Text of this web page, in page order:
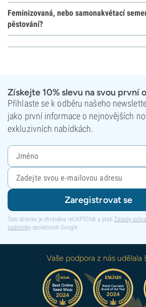
Feminizovaná, nebo samonakvétací
pěstování?
Získejte 10% slevu na svou první
Přihlaste se k odběru našeho
jako první informace o nejnovějších
exkluzivních nabídkách.
Zaregistrovat se
Tato stránka je chráněna reCAPTCHA a platí Zásady
podmínky společnosti Google.
Vaše podpora z nás udělala